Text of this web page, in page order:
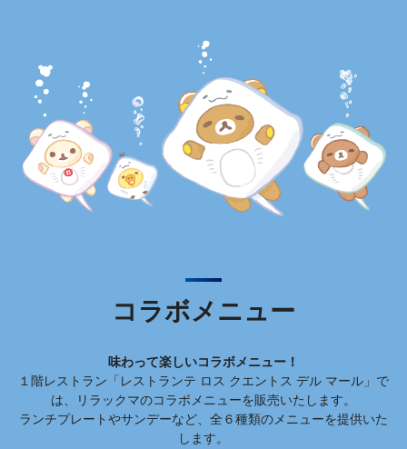
コラボメニュー
味わって楽しいコラボメニュー！
１階レストラン「レストランテ ロス クエントス デル マール」で
は、リラックマのコラボメニューを販売いたします。
ランチプレートやサンデーなど、全６種類のメニューを提供いた
します。